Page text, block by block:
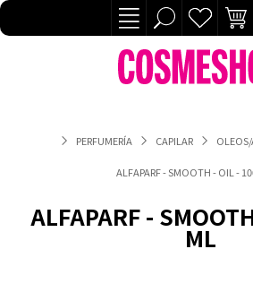
PERFUMERÍA CAPILAR
ALFAPARF - SMOOTH - OIL -
ALFAPARF -
ML